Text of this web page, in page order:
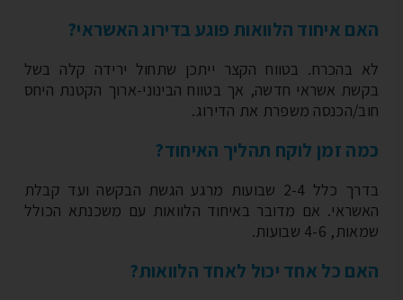
איחוד הלוואות פוגע בדירוג האשראי?
בהכרח. בטווח הקצר ייתכן שתחול ירידה קלה בשל
אשראי חדשה, אך בטווח הבינוני-ארוך הקטנת היחס
הכנסה משפרת את הדירוג.
זמן לוקח תהליך האיחוד?
בדרך כלל 2-4 שבועות מרגע הגשת הבקשה ועד קבלת
אם מדובר באיחוד הלוואות עם משכנתא הכולל
4-6 שבועות.
כל אחד יכול לאחד הלוואות?